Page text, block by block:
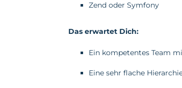
Zend oder Symfony
Das erwartet Dich:
Ein kompetentes Team
Eine sehr flache